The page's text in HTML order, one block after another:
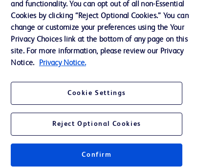
Nous contacter
Préférences en matière de cookies
Confidentialité
Accessibilité du site Web
© 2026 BD. Tous droits réservés. BD et le logo de BD sont des marques
and functionality. You can opt out of all non-Essential
Cookies by clicking “Reject Optional Cookies.” You can
change or customize your preferences using the Your
Privacy Choices link at the bottom of any page on this
site. For more information, please review our Privacy
Notice.
Privacy Notice.
Cookie Settings
Reject Optional Cookies
Confirm